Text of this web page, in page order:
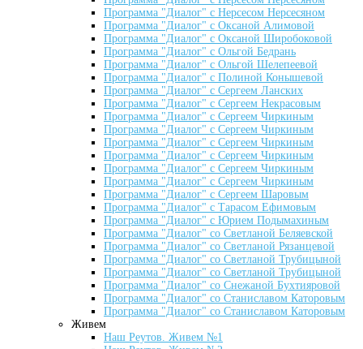
Программа "Диалог" с Нерсесом Нерсесяном
Программа "Диалог" с Оксаной Алимовой
Программа "Диалог" с Оксаной Широбоковой
Программа "Диалог" с Ольгой Бедрань
Программа "Диалог" с Ольгой Шелепеевой
Программа "Диалог" с Полиной Конышевой
Программа "Диалог" с Сергеем Ланских
Программа "Диалог" с Сергеем Некрасовым
Программа "Диалог" с Сергеем Чиркиным
Программа "Диалог" с Сергеем Чиркиным
Программа "Диалог" с Сергеем Чиркиным
Программа "Диалог" с Сергеем Чиркиным
Программа "Диалог" с Сергеем Чиркиным
Программа "Диалог" с Сергеем Чиркиным
Программа "Диалог" с Сергеем Шаровым
Программа "Диалог" с Тарасом Ефимовым
Программа "Диалог" с Юрием Подымахиным
Программа "Диалог" со Светланой Беляевской
Программа "Диалог" со Светланой Рязанцевой
Программа "Диалог" со Светланой Трубицыной
Программа "Диалог" со Светланой Трубицыной
Программа "Диалог" со Снежаной Бухтияровой
Программа "Диалог" со Станиславом Каторовым
Программа "Диалог" со Станиславом Каторовым
Живем
Наш Реутов. Живем №1